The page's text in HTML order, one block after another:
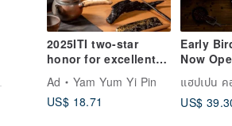
2025ITI two-star
honor for excellent
flavor-Fuyun Yipin
[2017 Mellow Pu'er
Ripe Tea]
Ad
Yam Yum Yi Pin
US$ 18.71
Early
Now
Gold
Autumn
Box |
แฮปเปน
US$